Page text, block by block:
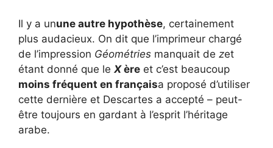
Il y a unune autre hypothèse, certainement
plus audacieux. On dit que l’imprimeur chargé
de l’impression Géométries manquait de zet
étant donné que le Xère et c’est beaucoup
moins fréquent en françaisa proposé d’utiliser
cette dernière et Descartes a accepté – peut-
être toujours en gardant à l’esprit l’héritage
arabe.